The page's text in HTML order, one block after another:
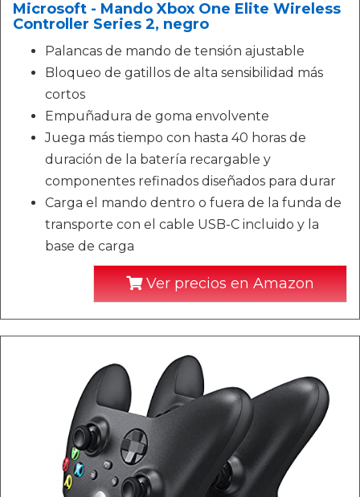
Microsoft - Mando Xbox One Elite Wireless
Controller Series 2, negro
Palancas de mando de tensión ajustable
Bloqueo de gatillos de alta sensibilidad más
cortos
Empuñadura de goma envolvente
Juega más tiempo con hasta 40 horas de
duración de la batería recargable y
componentes refinados diseñados para durar
Carga el mando dentro o fuera de la funda de
transporte con el cable USB-C incluido y la
base de carga
Ver precios en Amazon